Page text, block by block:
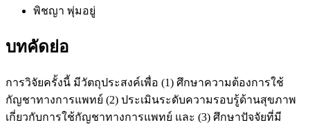
พิชญา พุ่มอยู่
บทคัดย่อ
การวิจัยครั้งนี้ มีวัตถุประสงค์เพื่อ (1) ศึกษาความต้องการใช้
กัญชาทางการแพทย์ (2) ประเมินระดับความรอบรู้ด้านสุขภาพ
เกี่ยวกับการใช้กัญชาทางการแพทย์ และ (3) ศึกษาปัจจัยที่มี